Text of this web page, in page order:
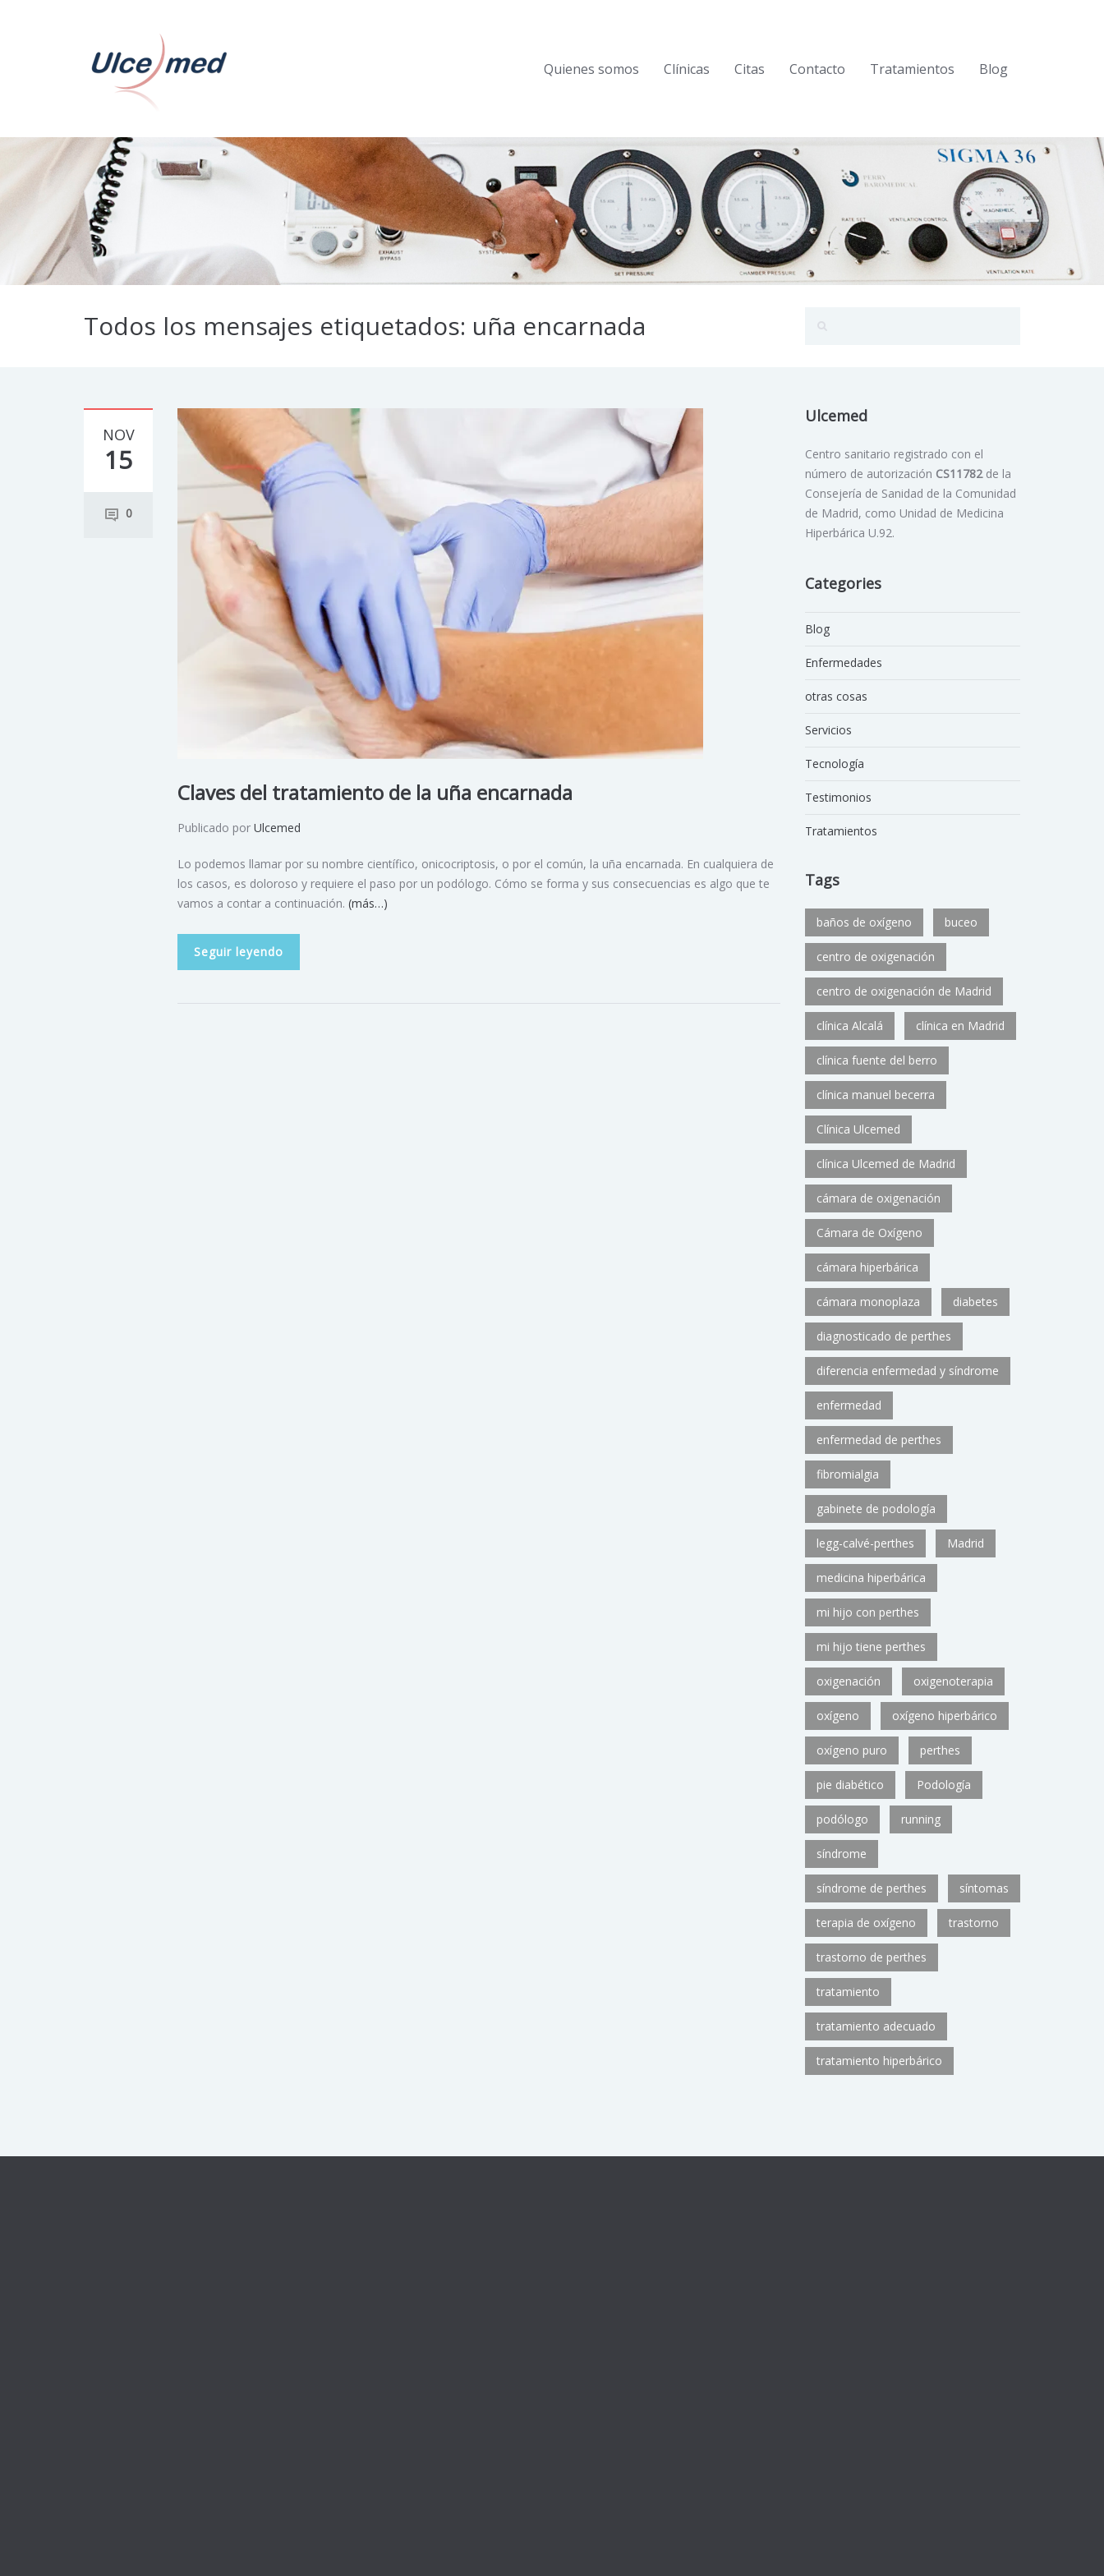
Quienes somos Clínicas Citas Contacto Tratamientos Blog
Todos los mensajes etiquetados: uña encarnada
NOV
15
0
Claves del tratamiento de la uña encarnada
Publicado por Ulcemed
Lo podemos llamar por su nombre científico, onicocriptosis, o por el común, la uña encarnada. En cualquiera de
los casos, es doloroso y requiere el paso por un podólogo. Cómo se forma y sus consecuencias es algo que te
vamos a contar a continuación. (más…)
Seguir leyendo
Ulcemed
Centro sanitario registrado con el
número de autorización CS11782de la
Consejería de Sanidad de la Comunidad
de Madrid, como Unidad de Medicina
Hiperbárica U.92.
Categories
Blog
Enfermedades
otras cosas
Servicios
Tecnología
Testimonios
Tratamientos
Tags
baños de oxígeno buceo
centro de oxigenación
centro de oxigenación de Madrid
clínica Alcalá clínica en Madrid
clínica fuente del berro
clínica manuel becerra
Clínica Ulcemed
clínica Ulcemed de Madrid
cámara de oxigenación
Cámara de Oxígeno
cámara hiperbárica
cámara monoplaza diabetes
diagnosticado de perthes
diferencia enfermedad y síndrome
enfermedad
enfermedad de perthes
fibromialgia
gabinete de podología
legg-calvé-perthes Madrid
medicina hiperbárica
mi hijo con perthes
mi hijo tiene perthes
oxigenación oxigenoterapia
oxígeno oxígeno hiperbárico
oxígeno puro perthes
pie diabético Podología
podólogo running
síndrome
síndrome de perthes síntomas
terapia de oxígeno trastorno
trastorno de perthes
tratamiento
tratamiento adecuado
tratamiento hiperbárico